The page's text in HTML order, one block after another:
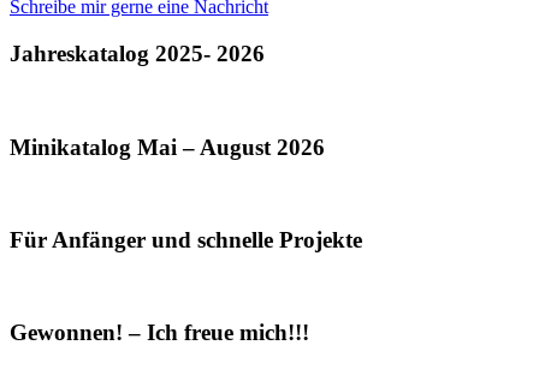
Schreibe mir gerne eine Nachricht
Jahreskatalog 2025- 2026
Minikatalog Mai – August 2026
Für Anfänger und schnelle Projekte
Gewonnen! – Ich freue mich!!!